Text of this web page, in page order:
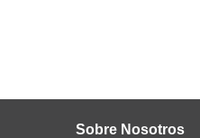
Sobre Nosotros